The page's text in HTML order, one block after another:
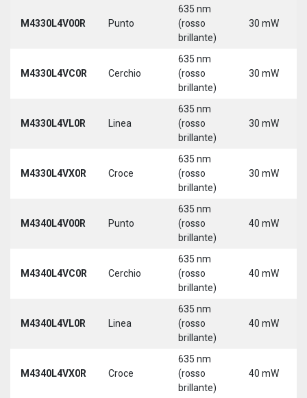
M4330L4V00R Punto
635 nm
(rosso
brillante)
30 mW
M4330L4VC0R Cerchio
635 nm
(rosso
brillante)
30 mW
M4330L4VL0R Linea
635 nm
(rosso
brillante)
30 mW
M4330L4VX0R Croce
635 nm
(rosso
brillante)
30 mW
M4340L4V00R Punto
635 nm
(rosso
brillante)
40 mW
M4340L4VC0R Cerchio
635 nm
(rosso
brillante)
40 mW
M4340L4VL0R Linea
635 nm
(rosso
brillante)
40 mW
M4340L4VX0R Croce
635 nm
(rosso
brillante)
40 mW